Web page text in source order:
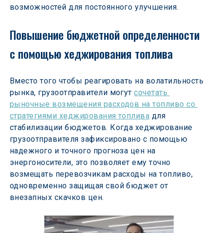
возможностей для постоянного улучшения.
Повышение бюджетной определенности
с помощью хеджирования топлива
Вместо того чтобы реагировать на волатильность
рынка, грузоотправители могут сочетать
рыночные возмещения расходов на топливо со
стратегиями хеджирования топлива для
стабилизации бюджетов. Когда хеджирование
грузоотправителя зафиксировано с помощью
надежного и точного прогноза цен на
энергоносители, это позволяет ему точно
возмещать перевозчикам расходы на топливо,
одновременно защищая свой бюджет от
внезапных скачков цен.